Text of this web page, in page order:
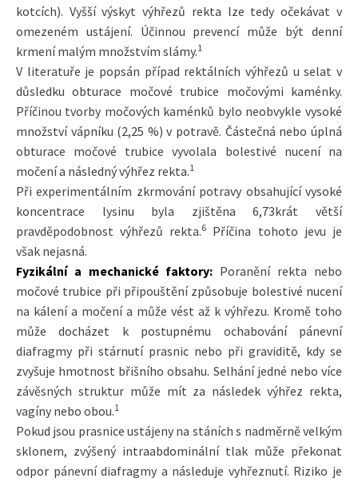
kotcích). Vyšší výskyt výhřezů rekta lze tedy očekávat v
omezeném ustájení. Účinnou prevencí může být denní
krmení malým množstvím slámy.1
V literatuře je popsán případ rektálních výhřezů u selat v
důsledku obturace močové trubice močovými kaménky.
Příčinou tvorby močových kaménků bylo neobvykle vysoké
množství vápníku (2,25 %) v potravě. Částečná nebo úplná
obturace močové trubice vyvolala bolestivé nucení na
močení a následný výhřez rekta.1
Při experimentálním zkrmování potravy obsahující vysoké
koncentrace lysinu byla zjištěna 6,73krát větší
pravděpodobnost výhřezů rekta.6 Příčina tohoto jevu je
však nejasná.
Fyzikální a mechanické faktory: Poranění rekta nebo
močové trubice při připouštění způsobuje bolestivé nucení
na kálení a močení a může vést až k výhřezu. Kromě toho
může docházet k postupnému ochabování pánevní
diafragmy při stárnutí prasnic nebo při graviditě, kdy se
zvyšuje hmotnost břišního obsahu. Selhání jedné nebo více
závěsných struktur může mít za následek výhřez rekta,
vagíny nebo obou.1
Pokud jsou prasnice ustájeny na stáních s nadměrně velkým
sklonem, zvýšený intraabdominální tlak může překonat
odpor pánevní diafragmy a následuje vyhřeznutí. Riziko je